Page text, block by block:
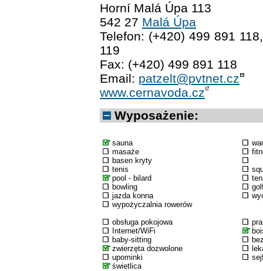
Horní Malá Úpa 113
542 27 Malá Úpa
Telefon: (+420) 499 891
119
Fax: (+420) 499 891 118
Email: patzelt@pvtnet.cz
www.cernavoda.cz
Wyposażenie:
sauna
masaże
basen kryty
tenis
pool - bilard
bowling
jazda konna
wypożyczalnia rowerów
obsługa pokojowa
Internet/WiFi
baby-sitting
zwierzęta dozwolone
upominki
świetlica